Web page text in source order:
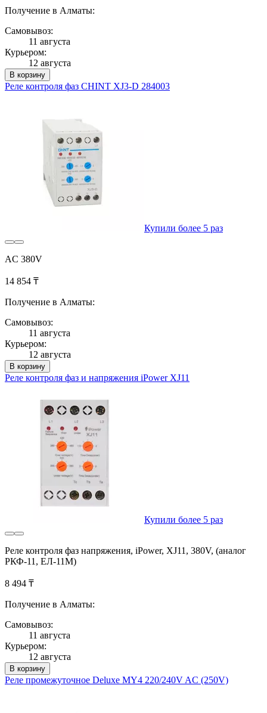
Получение в Алматы:
Самовывоз:
11 августа
Курьером:
12 августа
В корзину
Реле контроля фаз CHINT XJ3-D 284003
Купили более 5 раз
AC 380V
14 854 ₸
Получение в Алматы:
Самовывоз:
11 августа
Курьером:
12 августа
В корзину
Реле контроля фаз и напряжения iPower XJ11
Купили более 5 раз
Реле контроля фаз напряжения, iPower, XJ11, 380V, (аналог
РКФ-11, ЕЛ-11М)
8 494 ₸
Получение в Алматы:
Самовывоз:
11 августа
Курьером:
12 августа
В корзину
Реле промежуточное Deluxe MY4 220/240V AC (250V)